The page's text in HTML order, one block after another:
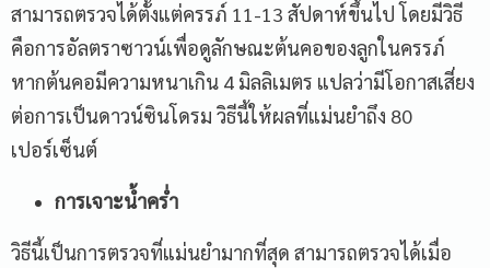
สามารถตรวจได้ตั้งแต่ครรภ์ 11-13 สัปดาห์ขึ้นไป โดยมีวิธี
คือการอัลตราซาวน์เพื่อดูลักษณะต้นคอของลูกในครรภ์
หากต้นคอมีความหนาเกิน 4 มิลลิเมตร แปลว่ามีโอกาสเสี่ยง
ต่อการเป็นดาวน์ซินโดรม วิธีนี้ให้ผลที่แม่นยำถึง 80
เปอร์เซ็นต์
การเจาะน้ำคร่ำ
วิธีนี้เป็นการตรวจที่แม่นยำมากที่สุด สามารถตรวจได้เมื่อ